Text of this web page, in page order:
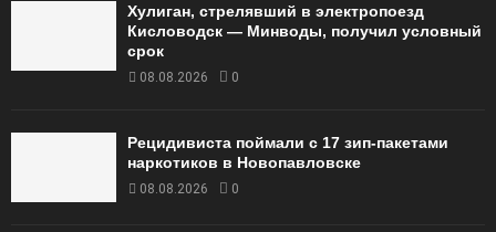
Хулиган, стрелявший в электропоезд
Кисловодск — Минводы, получил условный
срок
08.08.2026 0
Рецидивиста поймали с 17 зип-пакетами
наркотиков в Новопавловске
08.08.2026 0